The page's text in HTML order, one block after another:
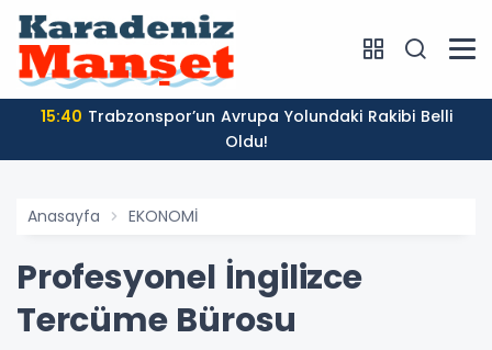
15:40
Oldu!
Anasayfa EKONOMİ
Profesyonel İngilizce
Tercüme Bürosu